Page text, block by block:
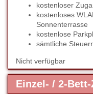
kostenloser
kostenloses
Sonnenterrasse
kostenlose
sämtliche
Nicht verfügbar
Einzel- / 2-